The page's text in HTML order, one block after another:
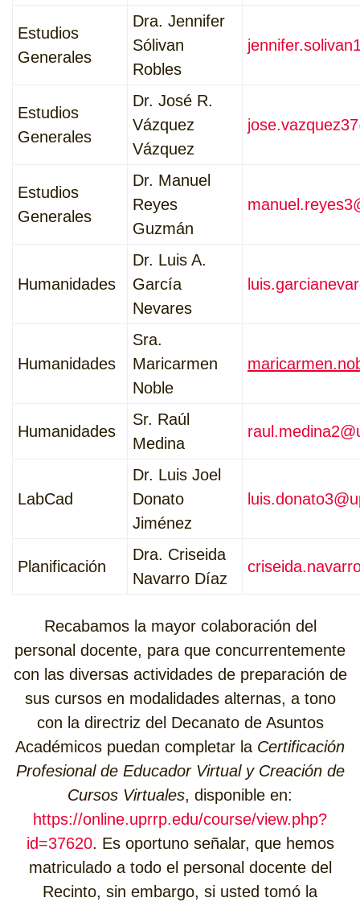
Estudios
Generales
Dra. Jennifer
Sólivan
Robles
Estudios
Generales
Dr. José R.
Vázquez
Vázquez
Estudios
Generales
Dr. Manuel
Reyes
Guzmán
Humanidades
Dr. Luis A.
García
Nevares
Humanidades
Sra.
Maricarmen
Noble
Humanidades
Sr. Raúl
Medina
LabCad
Dr. Luis Joel
Donato
Jiménez
Planificación
Dra. Criseida
Navarro Díaz
Recabamos la mayor colaboración del
personal docente, para que concurrentemente
con las diversas actividades de preparación de
sus cursos en modalidades alternas, a tono
con la directriz del Decanato de Asuntos
Académicos puedan completar la Certificación
Profesional de Educador Virtual y Creación de
Cursos Virtuales, disponible en:
https://online.uprrp.edu/course/view.php?
id=37620. Es oportuno señalar, que hemos
matriculado a todo el personal docente del
Recinto, sin embargo, si usted tomó la